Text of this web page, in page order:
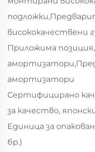
висококачествени
Приложима
амортизатори
Сертифицирано
за качество,
Единица за
бр.)